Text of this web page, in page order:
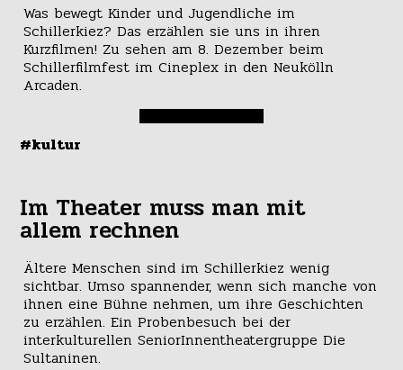
Was bewegt Kinder und Jugendliche im
Schillerkiez? Das erzählen sie uns in ihren
Kurzfilmen! Zu sehen am 8. Dezember beim
Schillerfilmfest im Cineplex in den Neukölln
Arcaden.
#kultur
Im Theater muss man mit
allem rechnen
Ältere Menschen sind im Schillerkiez wenig
sichtbar. Umso spannender, wenn sich manche von
ihnen eine Bühne nehmen, um ihre Geschichten
zu erzählen. Ein Probenbesuch bei der
interkulturellen SeniorInnentheatergruppe Die
Sultaninen.